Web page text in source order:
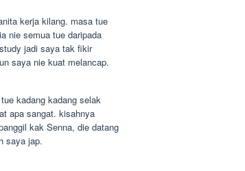
kerja kilang. masa tue
nie semua tue daripada
jadi saya tak fikir
saya nie kuat melancap.
kadang kadang selak
apa sangat. kisahnya
kak Senna, die datang
saya jap.